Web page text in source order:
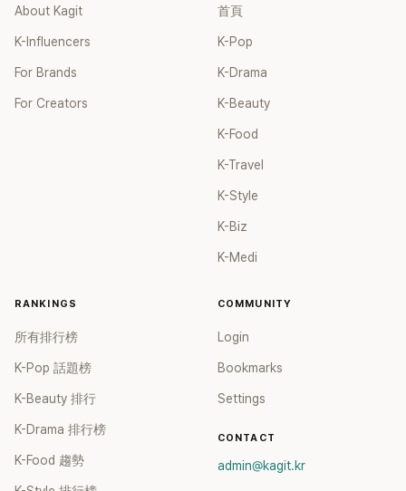
About Kagit
K-Influencers
For Brands
For Creators
首頁
K-Pop
K-Drama
K-Beauty
K-Food
K-Travel
K-Style
K-Biz
K-Medi
RANKINGS
所有排行榜
K-Pop 話題榜
K-Beauty 排行
K-Drama 排行榜
K-Food 趨勢
COMMUNITY
Login
Bookmarks
Settings
CONTACT
admin@kagit.kr